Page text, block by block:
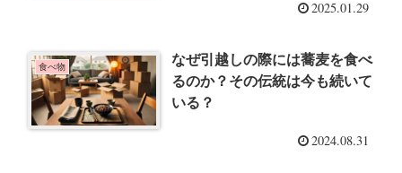
2025.01.29
食べ物
なぜ引越しの際には蕎麦を食べ
るのか？その伝統は今も続いて
いる？
2024.08.31